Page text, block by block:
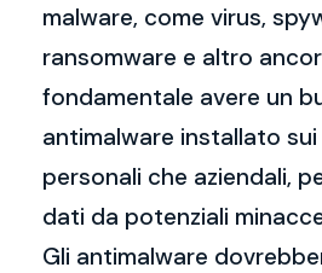
malware, come virus,
ransomware e altro
fondamentale avere un
antimalware installato
personali che aziendali,
dati da potenziali
Gli antimalware